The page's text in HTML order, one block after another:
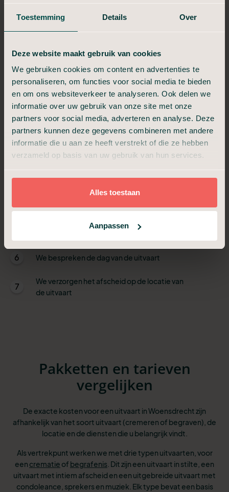
Toestemming Details Over
Deze website maakt gebruik van cookies
We gebruiken cookies om content en advertenties te
personaliseren, om functies voor social media te bieden
en om ons websiteverkeer te analyseren. Ook delen we
informatie over uw gebruik van onze site met onze
partners voor social media, adverteren en analyse. Deze
partners kunnen deze gegevens combineren met andere
informatie die u aan ze heeft verstrekt of die ze hebben
verzameld op basis van uw gebruik van hun services.
Alles toestaan
Aanpassen
elke stap begeleiden we u met heldere uitleg over de keuzes
In het kort wat u kunt verwachten:
1 Vertel ons over uw wensen voor de uitvaart
2
Onze uitvaartadviseur geeft inzicht in keuzes
en kosten
Als iemand is overleden, geeft u dit aan ons
De persoon die is overleden wordt door ons
6 We bespreken de dag van de uitvaart
7
We verzorgen het afscheid op de locatie van
de uitvaart
Pakketten en tarieven
vergelijken
De exacte kosten voor een uitvaart in Woensdrecht zijn
afhankelijk van het soort uitvaart (cremeren of begraven), de
locatie en de diensten die u belangrijk vindt.
Als vertrekpunt werken we met drie typen uitvaarten, voor
een crematie of begrafenis . Dit zijn een uitvaart in stilte, een
uitvaart met intiem afscheid en een uitgebreide uitvaart met
condoleance, sprekers en muziek. Elk type bevat een basis